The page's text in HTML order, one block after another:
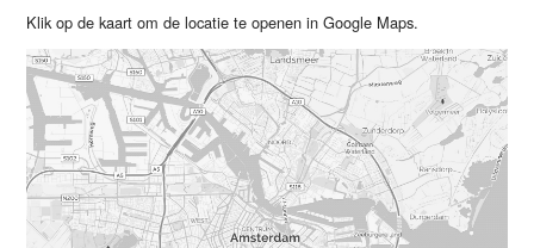
Klik op de kaart om de locatie te openen in Google Maps.